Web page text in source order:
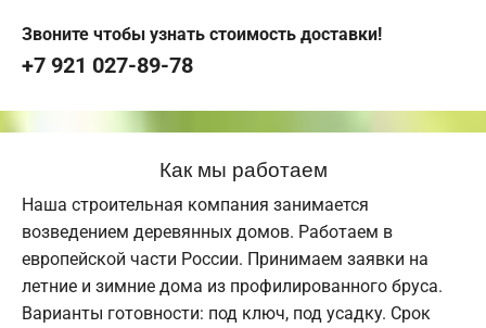
Звоните чтобы узнать стоимость доставки!
+7 921 027-89-78
Как мы работаем
Наша строительная компания занимается
возведением деревянных домов. Работаем в
европейской части России. Принимаем заявки на
летние и зимние дома из профилированного бруса.
Варианты готовности: под ключ, под усадку. Срок